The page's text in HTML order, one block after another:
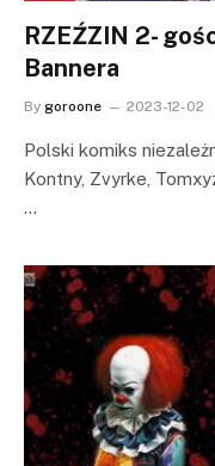
RZEŹZIN 2-
Bannera
By goroone 2023-12-02
Polski komiks
Kontny, Zvyrke,
…